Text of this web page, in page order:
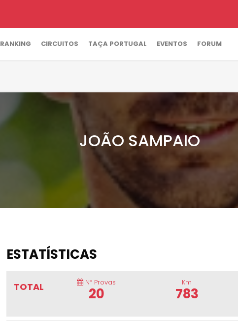
RANKING CIRCUITOS TAÇA PORTUGAL EVENTOS FORUM
JOÃO SAMPAIO
ESTATÍSTICAS
TOTAL Nº Provas
20
Km
783